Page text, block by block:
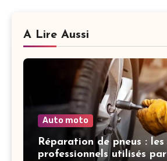
A Lire Aussi
Auto moto
Réparation de pneus :
professionnels utilisés